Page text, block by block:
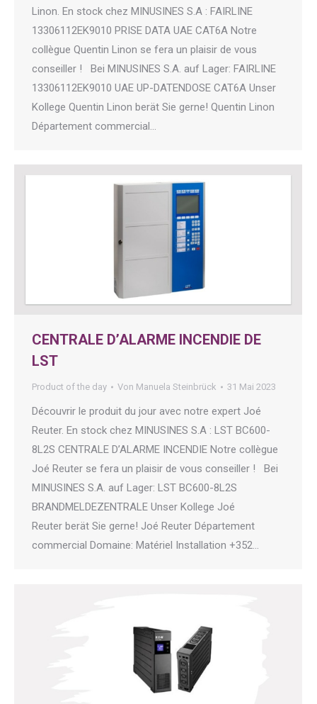
Linon. En stock chez MINUSINES S.A : FAIRLINE
13306112EK9010 PRISE DATA UAE CAT6A Notre
collègue Quentin Linon se fera un plaisir de vous
conseiller ! Bei MINUSINES S.A. auf Lager: FAIRLINE
13306112EK9010 UAE UP-DATENDOSE CAT6A Unser
Kollege Quentin Linon berät Sie gerne! Quentin Linon
Département commercial…
CENTRALE D’ALARME INCENDIE DE
LST
Product of the day Von Manuela Steinbrück 31 Mai 2023
Découvrir le produit du jour avec notre expert Joé
Reuter. En stock chez MINUSINES S.A : LST BC600-
8L2S CENTRALE D’ALARME INCENDIE Notre collègue
Joé Reuter se fera un plaisir de vous conseiller ! Bei
MINUSINES S.A. auf Lager: LST BC600-8L2S
BRANDMELDEZENTRALE Unser Kollege Joé
Reuter berät Sie gerne! Joé Reuter Département
commercial Domaine: Matériel Installation +352…